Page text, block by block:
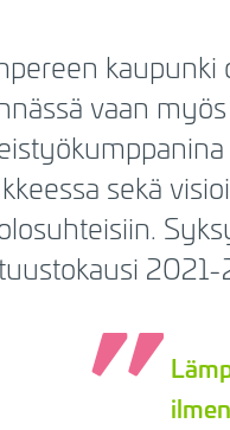
kaupunki
vaan
sekä